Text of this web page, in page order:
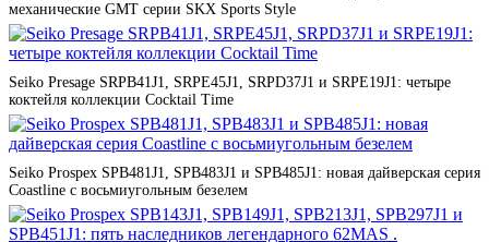
механические GMT серии SKX Sports Style
Seiko Presage SRPB41J1, SRPE45J1, SRPD37J1 и SRPE19J1: четыре
коктейля коллекции Cocktail Time
Seiko Prospex SPB481J1, SPB483J1 и SPB485J1: новая дайверская серия
Coastline с восьмиугольным безелем